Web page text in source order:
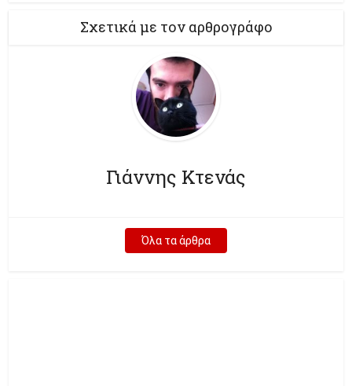
Σχετικά με τον αρθρογράφο
Γιάννης Κτενάς
Όλα τα άρθρα